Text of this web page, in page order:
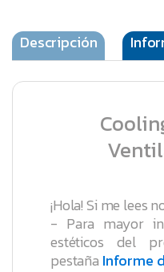
Descripción
¡Hola! Si me lees
- Para mayor
estéticos del
pestaña Informe